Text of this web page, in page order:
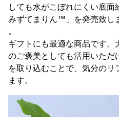
しても水がこぼれにくい底面
みずてまりん™」を発売致し
。
ギフトにも最適な商品です
のご褒美としても活用いただ
を取り込むことで、気分の
ます。